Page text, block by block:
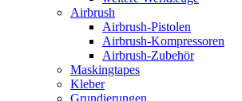
Airbrush
Airbrush-Pistolen
Airbrush-Kompressoren
Airbrush-Zubehör
Maskingtapes
Kleber
Grundierungen